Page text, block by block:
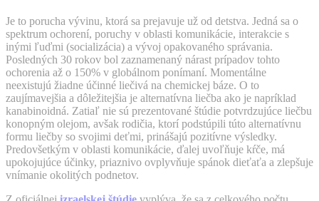
Je to porucha vývinu, ktorá sa prejavuje už od detstva. Jedná sa o
spektrum ochorení, poruchy v oblasti komunikácie, interakcie s
inými ľuďmi (socializácia) a vývoj opakovaného správania.
Posledných 30 rokov bol zaznamenaný nárast prípadov tohto
ochorenia až o 150% v globálnom ponímaní. Momentálne
neexistujú žiadne účinné liečivá na chemickej báze. O to
zaujímavejšia a dôležitejšia je alternatívna liečba ako je napríklad
kanabinoidná. Zatiaľ nie sú prezentované štúdie potvrdzujúce liečbu
konopným olejom, avšak rodičia, ktorí podstúpili túto alternatívnu
formu liečby so svojimi deťmi, prinášajú pozitívne výsledky.
Predovšetkým v oblasti komunikácie, ďalej uvoľňuje kŕče, má
upokojujúce účinky, priaznivo ovplyvňuje spánok dieťaťa a zlepšuje
vnímanie okolitých podnetov.